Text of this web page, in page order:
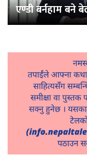
एण्डी बर्नहाम बने